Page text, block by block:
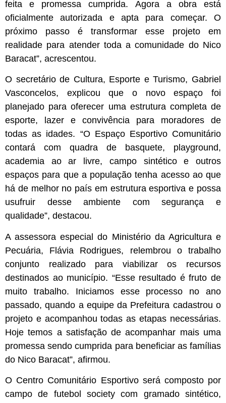
feita e promessa cumprida. Agora a obra está
oficialmente autorizada e apta para começar. O
próximo passo é transformar esse projeto em
realidade para atender toda a comunidade do Nico
Baracat”, acrescentou.
O secretário de Cultura, Esporte e Turismo, Gabriel
Vasconcelos, explicou que o novo espaço foi
planejado para oferecer uma estrutura completa de
esporte, lazer e convivência para moradores de
todas as idades. “O Espaço Esportivo Comunitário
contará com quadra de basquete, playground,
academia ao ar livre, campo sintético e outros
espaços para que a população tenha acesso ao que
há de melhor no país em estrutura esportiva e possa
usufruir desse ambiente com segurança e
qualidade”, destacou.
A assessora especial do Ministério da Agricultura e
Pecuária, Flávia Rodrigues, relembrou o trabalho
conjunto realizado para viabilizar os recursos
destinados ao município. “Esse resultado é fruto de
muito trabalho. Iniciamos esse processo no ano
passado, quando a equipe da Prefeitura cadastrou o
projeto e acompanhou todas as etapas necessárias.
Hoje temos a satisfação de acompanhar mais uma
promessa sendo cumprida para beneficiar as famílias
do Nico Baracat”, afirmou.
O Centro Comunitário Esportivo será composto por
campo de futebol society com gramado sintético,